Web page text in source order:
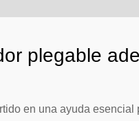
plegable
en una ayuda